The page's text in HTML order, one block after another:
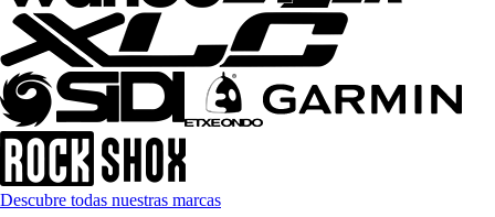
Descubre todas nuestras marcas